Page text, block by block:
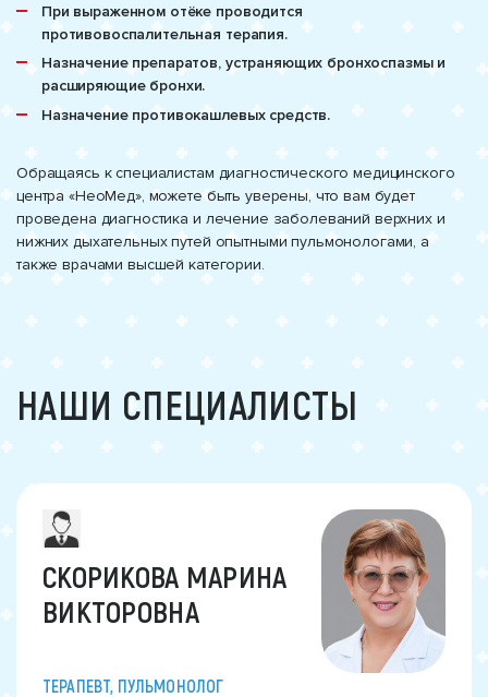
При выраженном отёке проводится
противовоспалительная терапия.
Назначение препаратов, устраняющих бронхоспазмы и
расширяющие бронхи.
Назначение противокашлевых средств.
Обращаясь к специалистам диагностического медицинского
центра «НеоМед», можете быть уверены, что вам будет
проведена диагностика и лечение заболеваний верхних и
нижних дыхательных путей опытными пульмонологами, а
также врачами высшей категории.
НАШИ СПЕЦИАЛИСТЫ
СКОРИКОВА МАРИНА
ВИКТОРОВНА
ТЕРАПЕВТ, ПУЛЬМОНОЛОГ